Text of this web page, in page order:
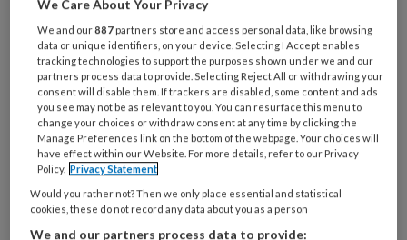
douche stond te malen. 'Ik zou mijn
werk toch niet meer mee naar huis
nemen?'
PREMIUM
We Care About Your Privacy
We and our887 partners store and access personal data, like browsing
data or unique identifiers, on your device. Selecting I Accept enables
tracking technologies to support the purposes shown under we and our
partners process data to provide. Selecting Reject All or withdrawing your
consent will disable them. If trackers are disabled, some content and ads
you see may not be as relevant to you. You can resurface this menu to
change your choices or withdraw consent at any time by clicking the
Manage Preferences link on the bottom of the webpage. Your choices will
have effect within our Website. For more details, refer to our Privacy
Policy. Privacy Statement
Would you rather not? Then we only place essential and statistical
cookies, these do not record any data about you as a person
We and our partners process data to provide: